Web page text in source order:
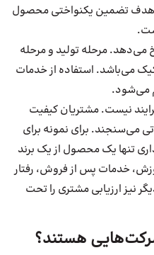
با هدف تضمین یکنواختی محصول
مرحله تولید و مرحله
می‌باشد. استفاده از خدمات
می‌شود.
نیست. مشتریان کیفیت
می‌سنجند. برای نمونه برای
تنها یک محصول از یک برند
خدمات پس از فروش، رفتار
نیز ارزیابی مشتری را تحت
هستند؟